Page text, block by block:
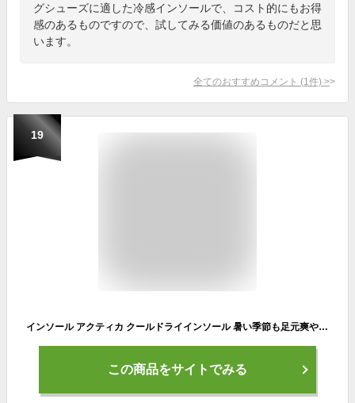
グシューズに適した冷感インソールで、コスト的にもお得
感のあるものですので、試してみる価値のあるものだと思
います。
全てのおすすめコメント (1 件) >
19
インソール アクティカ クールドライインソール 暑い季節も足元爽やか 1000円ポッキリ
この商品をサイトでみる